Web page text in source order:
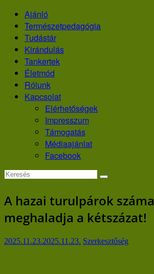
Skip
content
Ajánló
Természetpedagógia
Tudástár
Kirándulás
Tankertek
Életmód
Rólunk
Kapcsolat
Elérhetőségek
Impresszum
Támogatás
Médiaajánlat
Facebook
A hazai turulpárok száma
meghaladja a kétszázat!
2025.11.23.2025.11.23. Szerkesztőség